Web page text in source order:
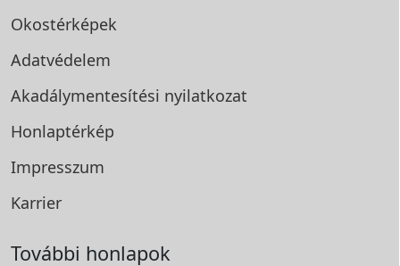
Okostérképek
Adatvédelem
Akadálymentesítési nyilatkozat
Honlaptérkép
Impresszum
Karrier
További honlapok